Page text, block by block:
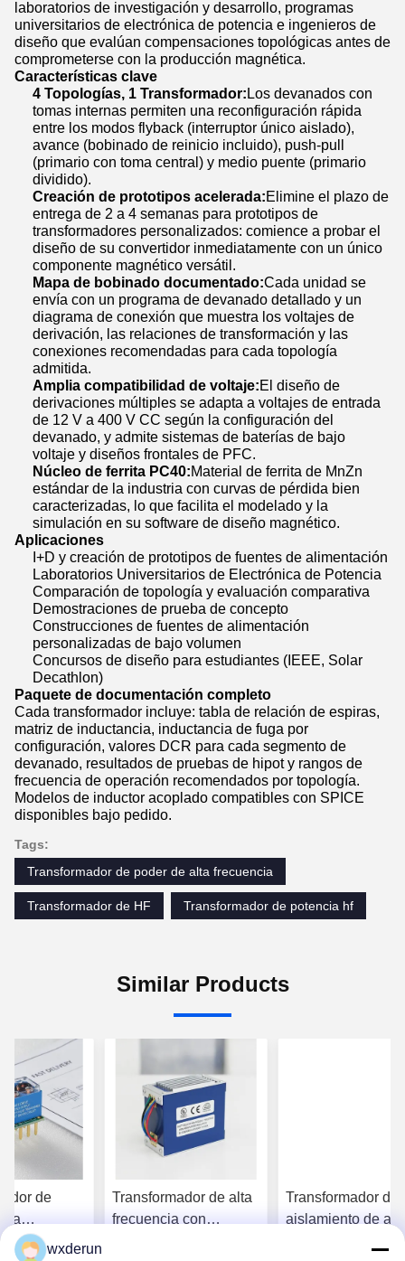
laboratorios de investigación y desarrollo, programas
universitarios de electrónica de potencia e ingenieros de
diseño que evalúan compensaciones topológicas antes de
comprometerse con la producción magnética.
Características clave
4 Topologías, 1 Transformador:Los devanados con
tomas internas permiten una reconfiguración rápida
entre los modos flyback (interruptor único aislado),
avance (bobinado de reinicio incluido), push-pull
(primario con toma central) y medio puente (primario
dividido).
Creación de prototipos acelerada:Elimine el plazo de
entrega de 2 a 4 semanas para prototipos de
transformadores personalizados: comience a probar el
diseño de su convertidor inmediatamente con un único
componente magnético versátil.
Mapa de bobinado documentado:Cada unidad se
envía con un programa de devanado detallado y un
diagrama de conexión que muestra los voltajes de
derivación, las relaciones de transformación y las
conexiones recomendadas para cada topología
admitida.
Amplia compatibilidad de voltaje:El diseño de
derivaciones múltiples se adapta a voltajes de entrada
de 12 V a 400 V CC según la configuración del
devanado, y admite sistemas de baterías de bajo
voltaje y diseños frontales de PFC.
Núcleo de ferrita PC40:Material de ferrita de MnZn
estándar de la industria con curvas de pérdida bien
caracterizadas, lo que facilita el modelado y la
simulación en su software de diseño magnético.
Aplicaciones
I+D y creación de prototipos de fuentes de alimentación
Laboratorios Universitarios de Electrónica de Potencia
Comparación de topología y evaluación comparativa
Demostraciones de prueba de concepto
Construcciones de fuentes de alimentación
personalizadas de bajo volumen
Concursos de diseño para estudiantes (IEEE, Solar
Decathlon)
Paquete de documentación completo
Cada transformador incluye: tabla de relación de espiras,
matriz de inductancia, inductancia de fuga por
configuración, valores DCR para cada segmento de
devanado, resultados de pruebas de hipot y rangos de
frecuencia de operación recomendados por topología.
Modelos de inductor acoplado compatibles con SPICE
disponibles bajo pedido.
Tags:
Transformador de poder de alta frecuencia
Transformador de HF Transformador de potencia hf
Similar Products
de
con salida
Transformador de alta
frecuencia con
Transformador de
aislamiento de
wxderun